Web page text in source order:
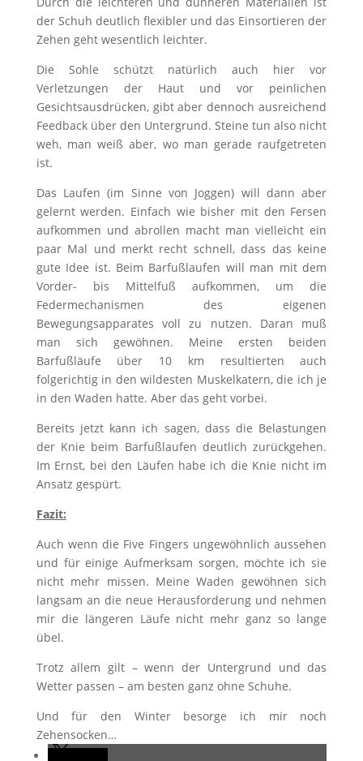
der Schuh deutlich flexibler und das Einsortieren der
Zehen geht wesentlich leichter.
Die Sohle schützt natürlich auch hier vor
Verletzungen der Haut und vor peinlichen
Gesichtsausdrücken, gibt aber dennoch ausreichend
Feedback über den Untergrund. Steine tun also nicht
weh, man weiß aber, wo man gerade raufgetreten
ist.
Das Laufen (im Sinne von Joggen) will dann aber
gelernt werden. Einfach wie bisher mit den Fersen
aufkommen und abrollen macht man vielleicht ein
paar Mal und merkt recht schnell, dass das keine
gute Idee ist. Beim Barfußlaufen will man mit dem
Vorder- bis Mittelfuß aufkommen, um die
Federmechanismen des eigenen
Bewegungsapparates voll zu nutzen. Daran muß
man sich gewöhnen. Meine ersten beiden
Barfußläufe über 10 km resultierten auch
folgerichtig in den wildesten Muskelkatern, die ich je
in den Waden hatte. Aber das geht vorbei.
Bereits jetzt kann ich sagen, dass die Belastungen
der Knie beim Barfußlaufen deutlich zurückgehen.
Im Ernst, bei den Läufen habe ich die Knie nicht im
Ansatz gespürt.
Fazit:
Auch wenn die Five Fingers ungewöhnlich aussehen
und für einige Aufmerksam sorgen, möchte ich sie
nicht mehr missen. Meine Waden gewöhnen sich
langsam an die neue Herausforderung und nehmen
mir die längeren Läufe nicht mehr ganz so lange
übel.
Trotz allem gilt – wenn der Untergrund und das
Wetter passen – am besten ganz ohne Schuhe.
Und für den Winter besorge ich mir noch
Zehensocken…